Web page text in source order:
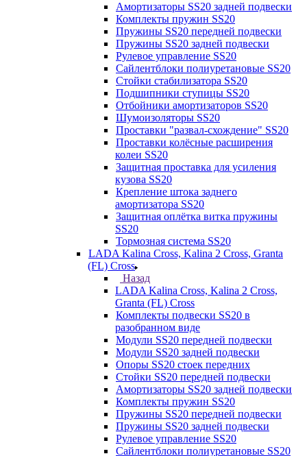
Амортизаторы SS20 задней подвески
Комплекты пружин SS20
Пружины SS20 передней подвески
Пружины SS20 задней подвески
Рулевое управление SS20
Сайлентблоки полиуретановые SS20
Стойки стабилизатора SS20
Подшипники ступицы SS20
Отбойники амортизаторов SS20
Шумоизоляторы SS20
Проставки "развал-схождение" SS20
Проставки колёсные расширения
колеи SS20
Защитная проставка для усиления
кузова SS20
Крепление штока заднего
амортизатора SS20
Защитная оплётка витка пружины
SS20
Тормозная система SS20
LADA Kalina Cross, Kalina 2 Cross, Granta
(FL) Cross
Назад
LADA Kalina Cross, Kalina 2 Cross,
Granta (FL) Cross
Комплекты подвески SS20 в
разобранном виде
Модули SS20 передней подвески
Модули SS20 задней подвески
Опоры SS20 стоек передних
Стойки SS20 передней подвески
Амортизаторы SS20 задней подвески
Комплекты пружин SS20
Пружины SS20 передней подвески
Пружины SS20 задней подвески
Рулевое управление SS20
Сайлентблоки полиуретановые SS20